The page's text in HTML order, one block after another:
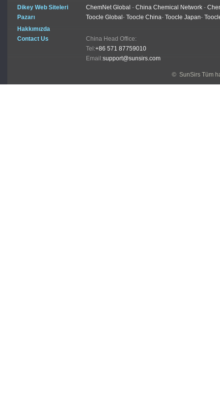
Dikey Web Siteleri ChemNet Global - China Chemical Network -
Pazarı
Toocle Global - Toocle China- Toocle Japan-
Hakkımızda
Contact Us
China Head Office:
Tel:+86 571 87759010
Email:support@sunsirs.com
© SunSirs Tüm